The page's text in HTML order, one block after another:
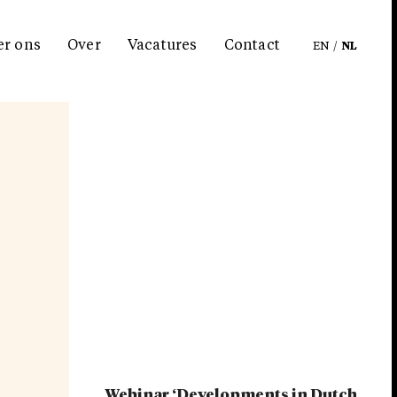
ons Over Vacatures Contact EN / NL